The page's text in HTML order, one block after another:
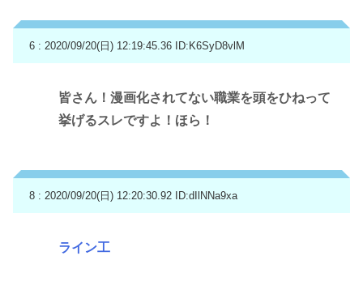
6 : 2020/09/20(日) 12:19:45.36 ID:K6SyD8vlM
皆さん！漫画化されてない職業を頭をひねって
挙げるスレですよ！ほら！
8 : 2020/09/20(日) 12:20:30.92 ID:dIlNNa9xa
ライン工